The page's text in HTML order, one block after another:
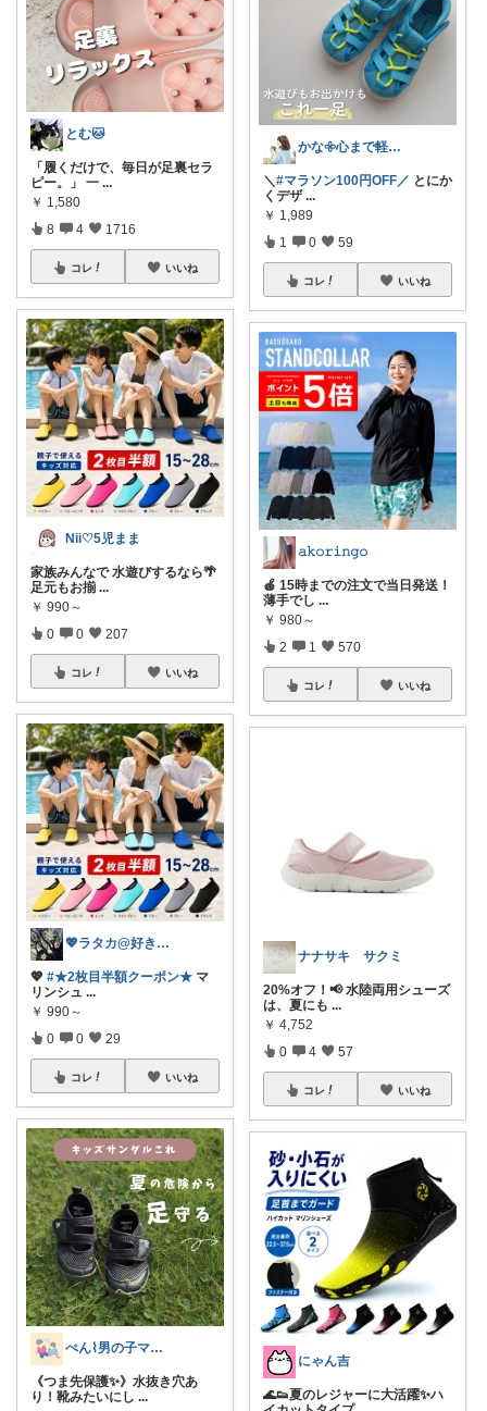
とむ🐱
​「履くだけで、毎日が足裏セラ
ピー。」 一 ...
￥ 1,580
8 4 1716
コレ いいね
Nii♡5児まま
家族みんなで 水遊びするなら🌴
足元もお揃 ...
￥ 990～
0 0 207
コレ いいね
💖ラタカ@好きなもので暮らしたい💖
💖 #★2枚目半額クーポン★ マ
リンシュ ...
￥ 990～
0 0 29
コレ いいね
ぺん⌇男の子ママの暮らしと推し
《つま先保護✨》水抜き穴あ
り！靴みたいにし ...
かな𖧷心まで軽くなる暮らしの記録🌿
＼ #マラソン100円OFF／ とにか
くデザ ...
￥ 1,989
1 0 59
コレ いいね
𝚊𝚔𝚘𝚛𝚒𝚗𝚐𝚘
🍎 15時までの注文で当日発送！
薄手でし ...
￥ 980～
2 1 570
コレ いいね
ナナサキ サクミ
20%オフ！📢 水陸両用シューズ
は、夏にも ...
￥ 4,752
0 4 57
コレ いいね
にゃん吉
🌊👟夏のレジャーに大活躍✨ハ